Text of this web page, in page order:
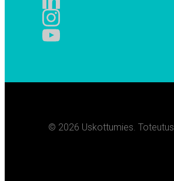
© 2026 Uskottumies. Toteutus